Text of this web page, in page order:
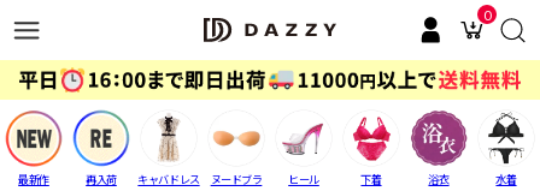
0
最新作 再入荷 キャバドレス ヌードブラ ヒール 下着 浴衣 水着